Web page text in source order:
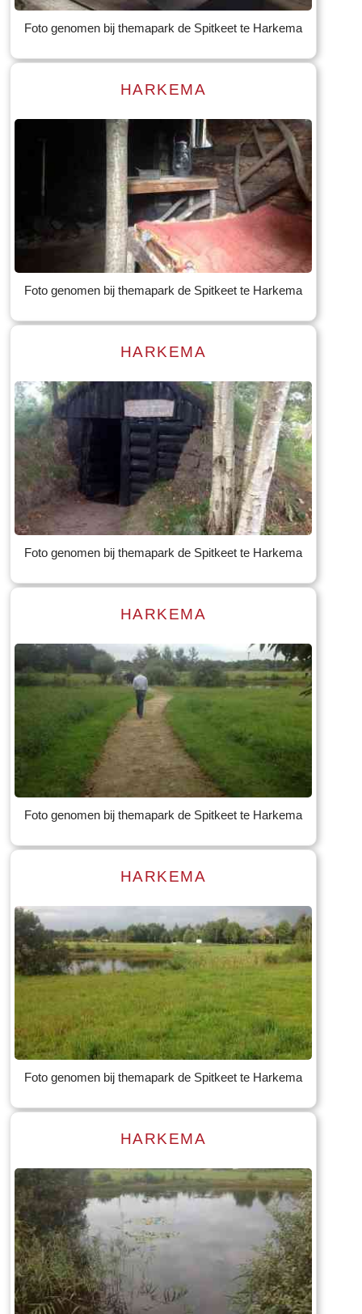
Foto genomen bij themapark de Spitkeet te Harkema
Read more
Tekst: © Foto: © Bauke Folkertsma
HARKEMA
Foto genomen bij themapark de Spitkeet te Harkema
Read more
Tekst: © Foto: © Bauke Folkertsma
HARKEMA
Foto genomen bij themapark de Spitkeet te Harkema
Read more
Tekst: © Foto: © Bauke Folkertsma
HARKEMA
Foto genomen bij themapark de Spitkeet te Harkema
Read more
Tekst: © Foto: © Bauke Folkertsma
HARKEMA
Foto genomen bij themapark de Spitkeet te Harkema
Read more
Tekst: © Foto: © Bauke Folkertsma
HARKEMA